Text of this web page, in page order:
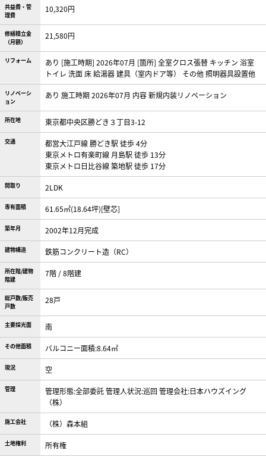
共益費・管
理費
10,320円
修繕積立金
（月額）
21,580円
リフォーム
あり [施工時期] 2026年07月 [箇所] 全室クロス張替 キッチン 浴室
トイレ 洗面 床 給湯器 建具（室内ドア等） その他 照明器具設置他
リノベーシ
ョン
あり 施工時期 2026年07月 内容 新規内装リノベーション
所在地 東京都中央区勝どき３丁目3-12
交通
都営大江戸線 勝どき駅 徒歩 4分
東京メトロ有楽町線 月島駅 徒歩 13分
東京メトロ日比谷線 築地駅 徒歩 17分
間取り 2LDK
専有面積 61.65㎡(18.64坪)[壁芯]
築年月 2002年12月完成
建物構造 鉄筋コンクリート造（RC）
所在階/建物
階建
7階 / 8階建
総戸数/販売
戸数
28戸
主要採光面 南
その他面積 バルコニー面積:8.64㎡
現況 空
管理
管理形態:全部委託 管理人状況:巡回 管理会社:日本ハウズイング
（株）
施工会社 （株）森本組
土地権利 所有権